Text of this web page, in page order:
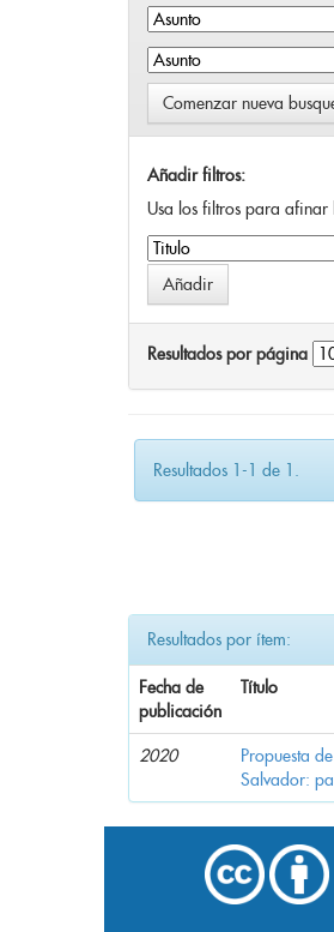
Comenzar nueva
Añadir filtros:
Usa los filtros para afinar
Resultados por página
Resultados 1-1 de 1.
Resultados por ítem:
Fecha de
publicación
Título
2020
Propuesta
Salvador: